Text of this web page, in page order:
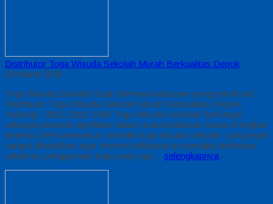
Distributor Toga Wisuda Sekolah Murah Berkualitas Depok
29 Maret 2026
Toga Wisuda Sekolah Saat istimewa kelulusan yang penuh arti
Distributor Toga Wisuda Sekolah Murah Berkualitas Depok,
Hubungi : 0812-2282-1060 Toga Wisuda Sekolah Berfungsi
sebagai penanda signifikan dalam acara kelulusan siswa di tingkat
tertentu Oleh karenanya, memiliki toga wisuda sekolah yang tepat
sangat dibutuhkan agar momen kelulusan ini semakin berkesan,
selain itu, penggunaan toga yang rapi… selengkapnya